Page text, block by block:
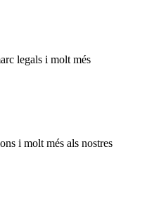
legals i molt més
i molt més als nostres